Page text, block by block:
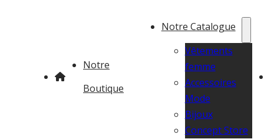
Notre
Boutique
Notre Catalogue
Vêtements
femme
Accessoires
Mode
Bijoux
Concept Store